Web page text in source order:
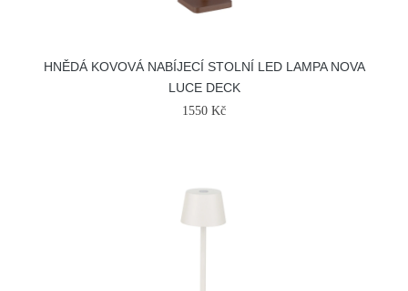
HNĚDÁ KOVOVÁ NABÍJECÍ STOLNÍ LED LAMPA NOVA
LUCE DECK
1550 Kč